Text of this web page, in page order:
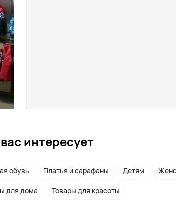
интересует
обувь Платья и сарафаны Детям
для дома Товары для красоты